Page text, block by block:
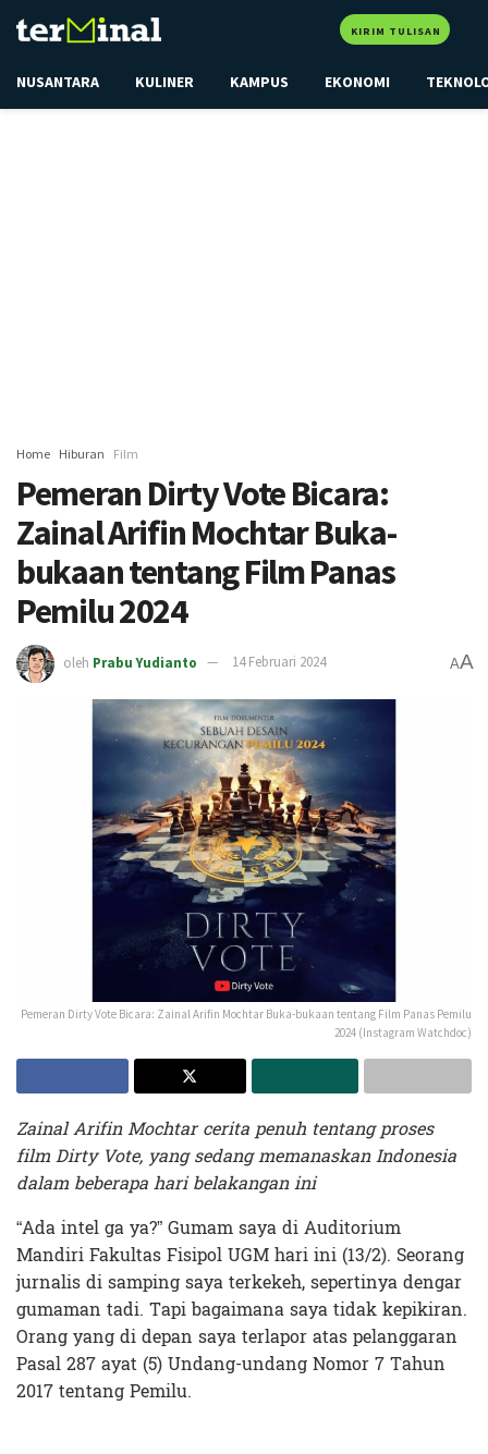
KIRIM TULISAN
NUSANTARA KULINER KAMPUS EKONOMI
Home Hiburan Film
Pemeran Dirty Vote Bicara:
Zainal Arifin Mochtar Buka-
bukaan tentang Film Panas
Pemilu 2024
oleh Prabu Yudianto 14 Februari 2024 AA
Pemeran Dirty Vote Bicara: Zainal Arifin Mochtar Buka-bukaan tentang Film Panas Pemilu
2024 (Instagram Watchdoc)
Zainal Arifin Mochtar cerita penuh tentang proses
film Dirty Vote, yang sedang memanaskan Indonesia
dalam beberapa hari belakangan ini
“Ada intel ga ya?” Gumam saya di Auditorium
Mandiri Fakultas Fisipol UGM hari ini (13/2). Seorang
jurnalis di samping saya terkekeh, sepertinya dengar
gumaman tadi. Tapi bagaimana saya tidak kepikiran.
Orang yang di depan saya terlapor atas pelanggaran
Pasal 287 ayat (5) Undang-undang Nomor 7 Tahun
2017 tentang Pemilu.